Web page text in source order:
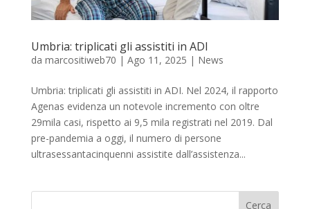
Umbria: triplicati gli assistiti in ADI
da marcositiweb70 | Ago 11, 2025 | News
Umbria: triplicati gli assistiti in ADI. Nel 2024, il rapporto
Agenas evidenza un notevole incremento con oltre
29mila casi, rispetto ai 9,5 mila registrati nel 2019. Dal
pre-pandemia a oggi, il numero di persone
ultrasessantacinquenni assistite dall’assistenza...